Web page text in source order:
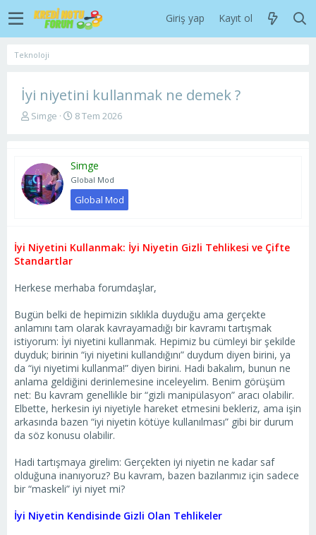
Giriş yap Kayıt ol
Teknoloji
İyi niyetini kullanmak ne demek ?
K
y
u
b
a
a
t
a
Simge
B
a
n
g
ı
a
r
8 Tem 2026
Simge
Global Mod
Global Mod
İyi Niyetini Kullanmak: İyi Niyetin Gizli Tehlikesi ve Çifte
Standartlar
Herkese merhaba forumdaşlar,
Bugün belki de hepimizin sıklıkla duyduğu ama gerçekte
anlamını tam olarak kavrayamadığı bir kavramı tartışmak
istiyorum: İyi niyetini kullanmak. Hepimiz bu cümleyi bir şekilde
duyduk; birinin “iyi niyetini kullandığını” duydum diyen birini, ya
da “iyi niyetimi kullanma!” diyen birini. Hadi bakalım, bunun ne
anlama geldiğini derinlemesine inceleyelim. Benim görüşüm
net: Bu kavram genellikle bir “gizli manipülasyon” aracı olabilir.
Elbette, herkesin iyi niyetiyle hareket etmesini bekleriz, ama işin
arkasında bazen “iyi niyetin kötüye kullanılması” gibi bir durum
da söz konusu olabilir.
Hadi tartışmaya girelim: Gerçekten iyi niyetin ne kadar saf
olduğuna inanıyoruz? Bu kavram, bazen bazılarımız için sadece
bir “maskeli” iyi niyet mi?
İyi Niyetin Kendisinde Gizli Olan Tehlikeler